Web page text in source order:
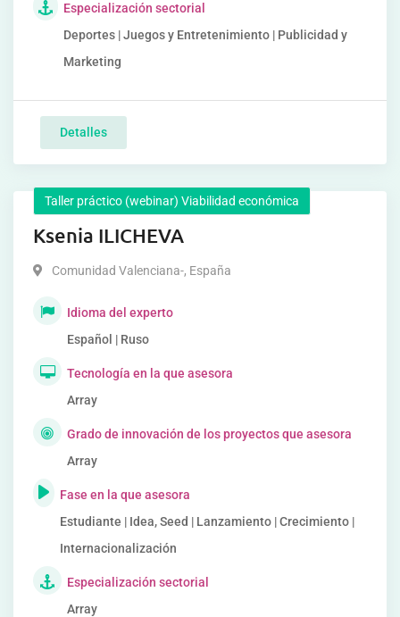
Especialización sectorial
Deportes | Juegos y Entretenimiento | Publicidad y
Marketing
Detalles
Taller práctico (webinar) Viabilidad económica
Ksenia ILICHEVA
Comunidad Valenciana-, España
Idioma del experto
Español | Ruso
Tecnología en la que asesora
Array
Grado de innovación de los proyectos que asesora
Array
Fase en la que asesora
Estudiante | Idea, Seed | Lanzamiento | Crecimiento |
Internacionalización
Especialización sectorial
Array